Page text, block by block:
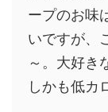
ープのお味
いですが、
～。大好き
しかも低カ